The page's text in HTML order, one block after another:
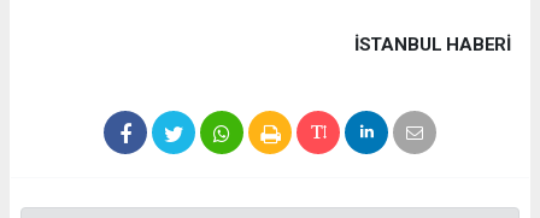
İSTANBUL HABERİ